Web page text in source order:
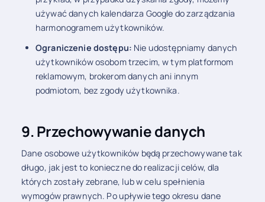
używać danych kalendarza Google do zarządzania
harmonogramem użytkowników.
Ograniczenie dostępu: Nie udostępniamy danych
użytkowników osobom trzecim, w tym platformom
reklamowym, brokerom danych ani innym
podmiotom, bez zgody użytkownika.
9. Przechowywanie danych
Dane osobowe użytkowników będą przechowywane tak
długo, jak jest to konieczne do realizacji celów, dla
których zostały zebrane, lub w celu spełnienia
wymogów prawnych. Po upływie tego okresu dane